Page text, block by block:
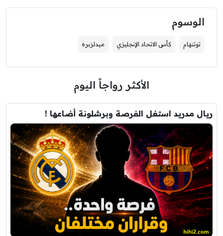
الوسوم
توتنهام كأس الاتحاد الإنجليزي ميدلزبره
الأكثر رواجاً اليوم
ريال مدريد استغل الفرصة وبرشلونة أضاعها !